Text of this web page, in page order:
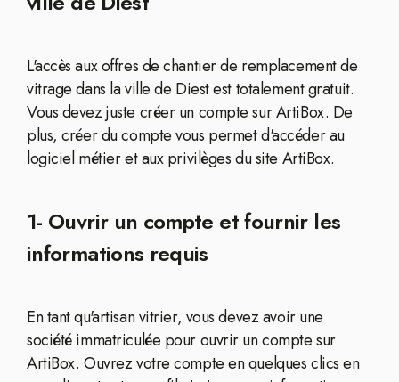
L'accès aux offres de chantier de remplacement de
vitrage dans la ville de Diest est totalement gratuit.
Vous devez juste créer un compte sur ArtiBox. De
plus, créer du compte vous permet d'accéder au
logiciel métier et aux privilèges du site ArtiBox.
1- Ouvrir un compte et fournir les
informations requis
En tant qu'artisan vitrier, vous devez avoir une
société immatriculée pour ouvrir un compte sur
ArtiBox. Ouvrez votre compte en quelques clics en